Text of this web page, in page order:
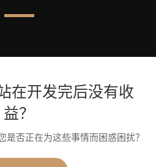
在开发完后没有收
益？
是否正在为这些事情而困惑困扰？